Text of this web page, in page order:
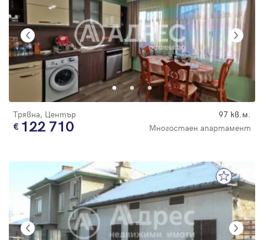
Трявна, Център 97 кв.м.
122 710 Многостаен апартамент